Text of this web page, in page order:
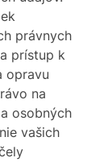
právnych
prístup k
opravu
na
osobných
vašich